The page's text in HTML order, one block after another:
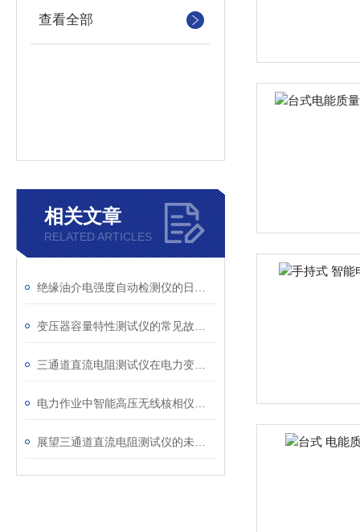
查看全部
相关文章
RELATED ARTICLES